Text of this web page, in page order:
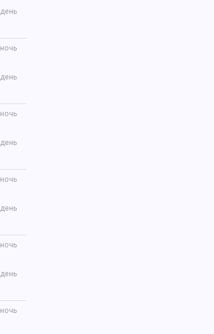
день
ночь
день
ночь
день
ночь
день
ночь
день
ночь